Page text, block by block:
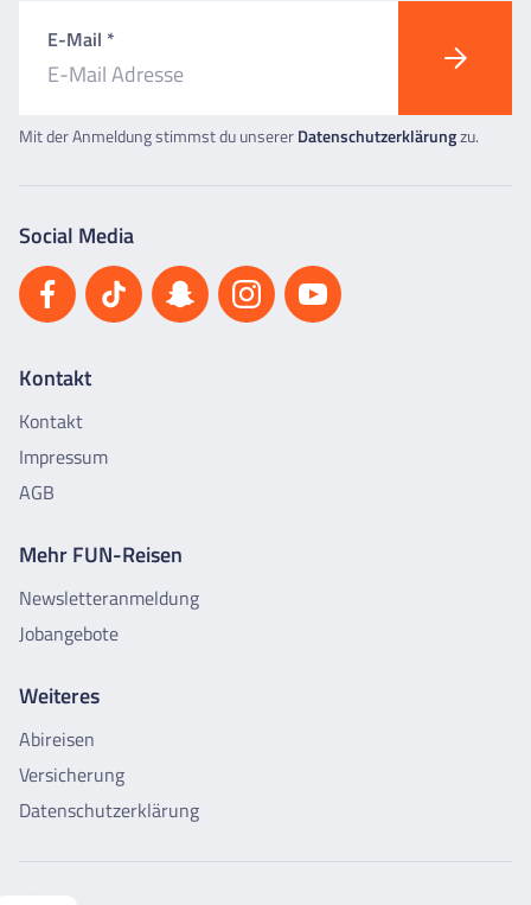
E-Mail *
Mit der Anmeldung stimmst du unsererDatenschutzerklärungzu.
Social Media
Kontakt
Kontakt
Impressum
AGB
Mehr FUN-Reisen
Newsletteranmeldung
Jobangebote
Weiteres
Abireisen
Versicherung
Datenschutzerklärung